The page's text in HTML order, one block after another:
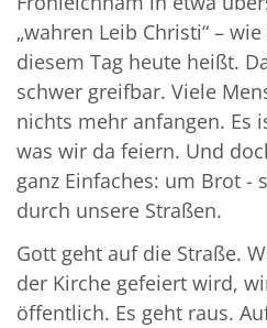
„wahren Leib Christi“ –
diesem Tag heute heißt.
schwer greifbar. Viele
nichts mehr anfangen. Es
was wir da feiern. Und
ganz Einfaches: um Brot -
durch unsere Straßen.
Gott geht auf die Straße.
der Kirche gefeiert wird,
öffentlich. Es geht raus.